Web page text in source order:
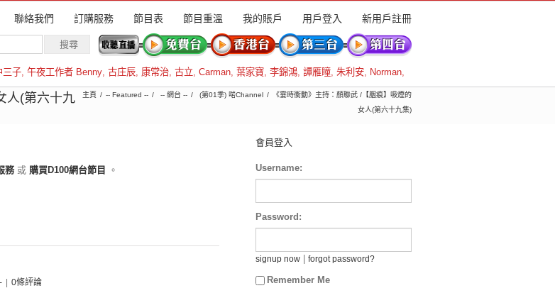
聯絡我們 訂購服務 節目表 節目重溫 我的賬戶 用戶登入 新用戶註冊
三子, 午夜工作者 Benny, 古庄辰, 康常治, 古立, Carman, 葉家寶, 李錦鴻, 譚雁瞳, 朱利安, Norman,
人(第六十九
主頁 -- Featured -- -- 網台 -- (第01季) 啱Channel
《霎時衝動》主持：顏聯武 /【胭痕】吸煙的
女人(第六十九集)
務 或 購買D100網台節目 。
0條評論
會員登入
Username:
Password:
signup now forgot password?
Remember Me